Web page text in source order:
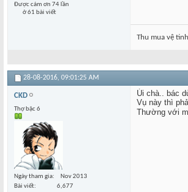
Được cám ơn 74 lần
ở 61 bài viết
Thu mua vệ
28-08-2016, 09:01:25 AM
CKD
Thợ bậc 6
Ngày tham gia
Nov 2013
Bài viết
6,677
Úi chà.. bác
Vụ này thì
Thường với